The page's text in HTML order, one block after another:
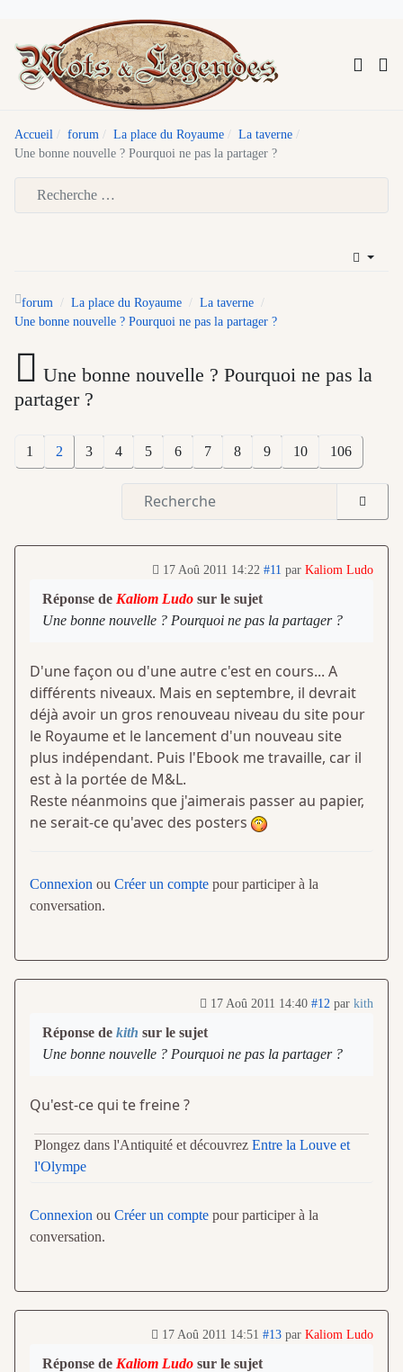
Accueil forum La place du Royaume
La taverne
Une bonne nouvelle ? Pourquoi ne pas la partager ?
forum La place du Royaume
La taverne
Une bonne nouvelle ? Pourquoi ne pas la partager ?
Une bonne nouvelle ? Pourquoi ne pas la
partager ?
1 2 3 4 5 6 7 8 9 10 106
17 Aoû 2011 14:22 #11 par Kaliom Ludo
Réponse de Kaliom Ludo sur le sujet
Une bonne nouvelle ? Pourquoi ne pas la partager ?
D'une façon ou d'une autre c'est en cours... A
différents niveaux. Mais en septembre, il devrait
déjà avoir un gros renouveau niveau du site pour
le Royaume et le lancement d'un nouveau site
plus indépendant. Puis l'Ebook me travaille, car il
est à la portée de M&L.
Reste néanmoins que j'aimerais passer au papier,
ne serait-ce qu'avec des posters
Connexion ou Créer un compte pour participer à la
conversation.
17 Aoû 2011 14:40 #12 par kith
Réponse de kith sur le sujet
Une bonne nouvelle ? Pourquoi ne pas la partager ?
Qu'est-ce qui te freine ?
Plongez dans l'Antiquité et découvrez Entre la Louve et
l'Olympe
Connexion ou Créer un compte pour participer à la
conversation.
17 Aoû 2011 14:51 #13 par Kaliom Ludo
Réponse de Kaliom Ludo sur le sujet